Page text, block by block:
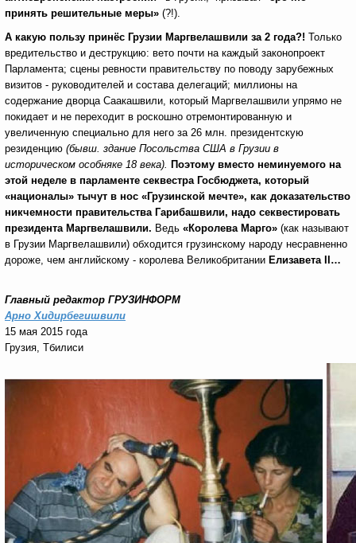
принять решительные меры» (?!).
А какую пользу принёс Грузии Маргвелашвили за 2 года?! Только
вредительство и деструкцию: вето почти на каждый законопроект
Парламента; сцены ревности правительству по поводу зарубежных
визитов - руководителей и состава делегаций; миллионы на
содержание дворца Саакашвили, который Маргвелашвили упрямо не
покидает и не переходит в роскошно отремонтированную и
увеличенную специально для него за 26 млн. президентскую
резиденцию (бывш. здание Посольства США в Грузии в
историческом особняке 18 века). Поэтому вместо неминуемого на
этой неделе в парламенте секвестра Госбюджета, который
«националы» тычут в нос «Грузинской мечте», как доказательство
никчемности правительства Гарибашвили, надо секвестировать
президента Маргвелашвили. Ведь «Королева Марго» (как называют
в Грузии Маргвелашвили) обходится грузинскому народу несравненно
дороже, чем английскому - королева Великобритании Елизавета …
Главный редактор ГРУЗИНФОРМ
Арно Хидирбегишвили
15 мая 2015 года
Грузия, Тбилиси